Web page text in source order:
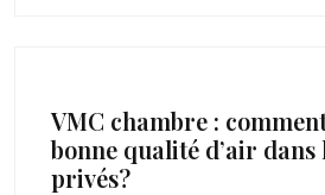
VMC chambre :
bonne qualité d’air dans
privés?